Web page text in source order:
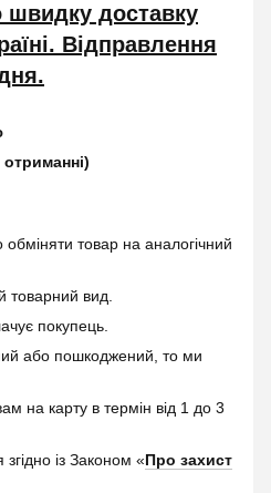
доставку
Відправлення
товар на аналогічний
товарний вид.
покупець.
або пошкоджений, то ми
на карту в термін від 1 до 3
із Законом «Про захист